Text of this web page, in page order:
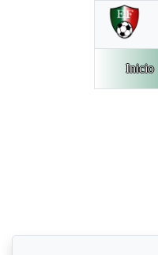
Inicio